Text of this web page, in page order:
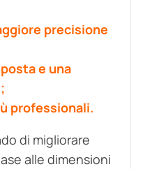
precisione
e una
professionali.
di migliorare
alle dimensioni